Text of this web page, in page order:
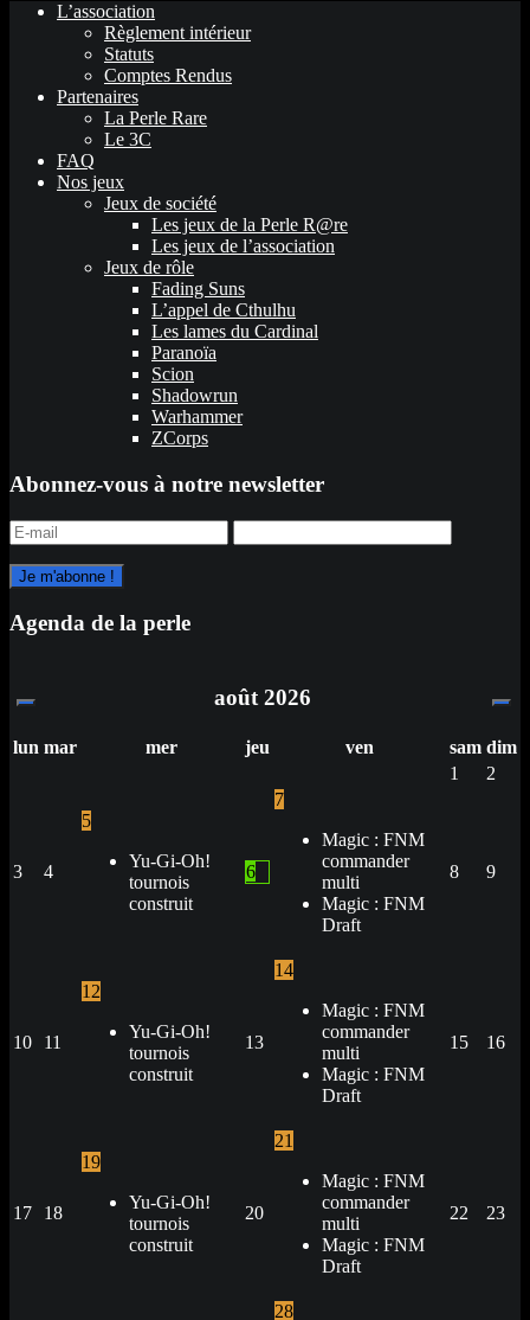
L’association
Règlement intérieur
Statuts
Comptes Rendus
Partenaires
La Perle Rare
Le 3C
FAQ
Nos jeux
Jeux de société
Les jeux de la Perle R@re
Les jeux de l’association
Jeux de rôle
Fading Suns
L’appel de Cthulhu
Les lames du Cardinal
Paranoïa
Scion
Shadowrun
Warhammer
ZCorps
Abonnez-vous à notre newsletter
Agenda de la perle
août 2026
lun mar mer jeu ven sam dim
1
2
3 4
5
Yu-Gi-Oh!
tournois
construit
6
7
Magic : FNM
commander
multi
Magic : FNM
Draft
8 9
10 11
12
Yu-Gi-Oh!
tournois
construit
13
14
Magic : FNM
commander
multi
Magic : FNM
Draft
15 16
17 18
19
Yu-Gi-Oh!
tournois
construit
20
21
Magic : FNM
commander
multi
Magic : FNM
Draft
22 23
28